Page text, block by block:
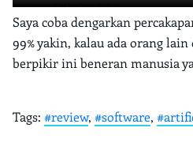
Saya coba dengarkan
99% yakin, kalau ada orang
berpikir ini beneran manusia
Tags: #review, #software,